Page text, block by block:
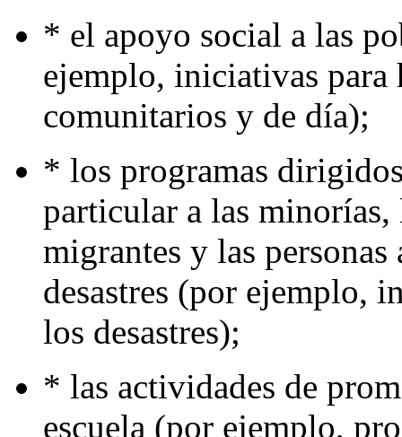
* el apoyo social a las
ejemplo, iniciativas para
comunitarios y de día);
* los programas
particular a las
migrantes y las
desastres (por ejemplo,
los desastres);
* las actividades de
escuela (por ejemplo,